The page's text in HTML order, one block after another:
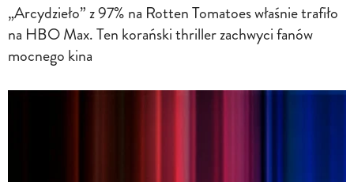
„Arcydzieło” z 97% na Rotten Tomatoes właśnie trafiło
na HBO Max. Ten korański thriller zachwyci fanów
mocnego kina